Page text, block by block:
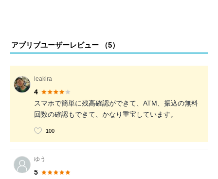
アプリブユーザーレビュー （5）
leakira
4
スマホで簡単に残高確認ができて、ATM、振込の無料
回数の確認もできて、かなり重宝しています。
100
ゆう
5